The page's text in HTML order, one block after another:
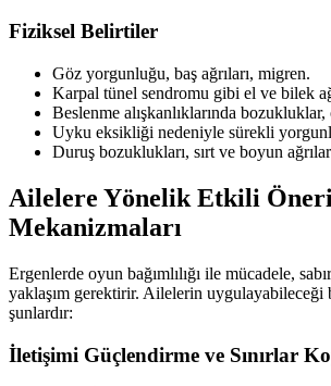
Fiziksel Belirtiler
Göz yorgunluğu, baş ağrıları, migren.
Karpal tünel sendromu gibi el ve bilek
Beslenme alışkanlıklarında
Uyku eksikliği nedeniyle sürekli
Duruş bozuklukları, sırt ve boyun
Ailelere Yönelik Etkili
Mekanizmaları
Ergenlerde oyun bağımlılığı ile mücadele,
yaklaşım gerektirir. Ailelerin uygulayabileceği
şunlardır:
İletişimi Güçlendirme ve Sınırlar